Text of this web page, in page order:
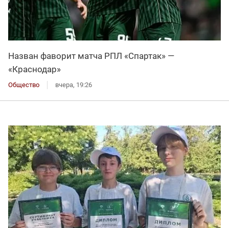
Назван фаворит матча РПЛ «Спартак» —
«Краснодар»
Общество вчера, 19:26